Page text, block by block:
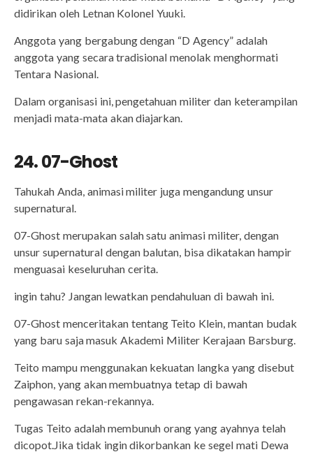
didirikan oleh Letnan Kolonel Yuuki.
Anggota yang bergabung dengan “D Agency” adalah
anggota yang secara tradisional menolak menghormati
Tentara Nasional.
Dalam organisasi ini, pengetahuan militer dan keterampilan
menjadi mata-mata akan diajarkan.
24. 07-Ghost
Tahukah Anda, animasi militer juga mengandung unsur
supernatural.
07-Ghost merupakan salah satu animasi militer, dengan
unsur supernatural dengan balutan, bisa dikatakan hampir
menguasai keseluruhan cerita.
ingin tahu? Jangan lewatkan pendahuluan di bawah ini.
07-Ghost menceritakan tentang Teito Klein, mantan budak
yang baru saja masuk Akademi Militer Kerajaan Barsburg.
Teito mampu menggunakan kekuatan langka yang disebut
Zaiphon, yang akan membuatnya tetap di bawah
pengawasan rekan-rekannya.
Tugas Teito adalah membunuh orang yang ayahnya telah
dicopot.Jika tidak ingin dikorbankan ke segel mati Dewa